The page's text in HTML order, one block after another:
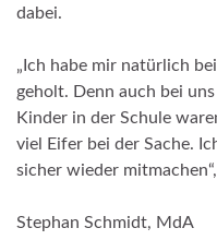
dabei.
„Ich habe mir natürlich
geholt. Denn auch bei
Kinder in der Schule
viel Eifer bei der Sache.
sicher wieder
Stephan Schmidt, MdA